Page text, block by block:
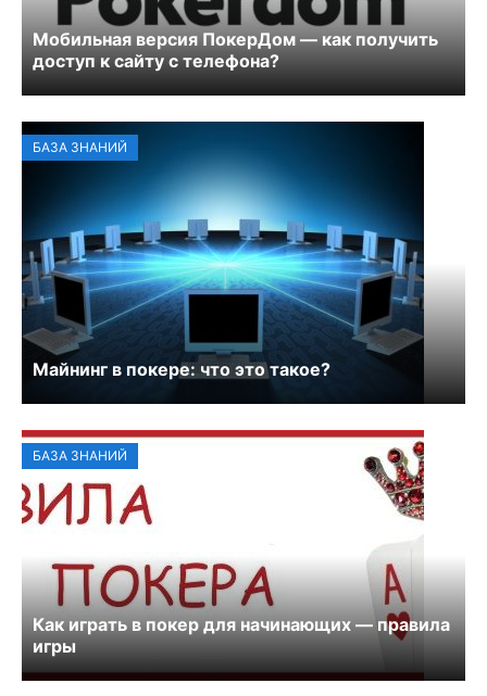
Мобильная версия ПокерДом — как получить
доступ к сайту с телефона?
БАЗА ЗНАНИЙ
Майнинг в покере: что это такое?
БАЗА ЗНАНИЙ
Как играть в покер для начинающих — правила
игры